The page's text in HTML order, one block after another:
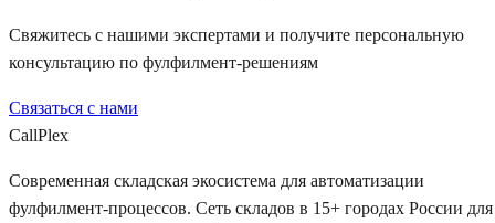
Свяжитесь с нашими экспертами и получите персональную
консультацию по фулфилмент-решениям
Связаться с нами
CallPlex
Современная складская экосистема для автоматизации
фулфилмент-процессов. Сеть складов в 15+ городах России для